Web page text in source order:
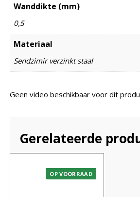
Wanddikte (mm)
0,5
Materiaal
Sendzimir verzinkt staal
Geen video beschikbaar voor dit
Gerelateerde
OP VOORRAAD